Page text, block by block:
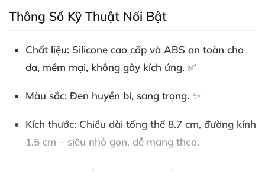
Thông Số Kỹ Thuật Nổi Bật
Chất liệu: Silicone cao cấp và ABS an toàn cho
da, mềm mại, không gây kích ứng. ✅
Màu sắc: Đen huyền bí, sang trọng. ✨
Kích thước: Chiều dài tổng thể 8.7 cm, đường kính
1.5 cm – siêu nhỏ gọn, dễ mang theo.
: 1 motor mạnh mẽ, mang lại rung động